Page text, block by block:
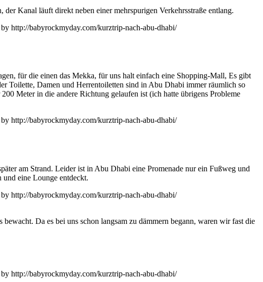
Kanal läuft direkt neben einer mehrspurigen Verkehrsstraße entlang.
für die einen das Mekka, für uns halt einfach eine Shopping-Mall, Es gibt
Toilette, Damen und Herrentoiletten sind in Abu Dhabi immer räumlich so
Meter in die andere Richtung gelaufen ist (ich hatte übrigens Probleme
am Strand. Leider ist in Abu Dhabi eine Promenade nur ein Fußweg und
eine Lounge entdeckt.
Da es bei uns schon langsam zu dämmern begann, waren wir fast die